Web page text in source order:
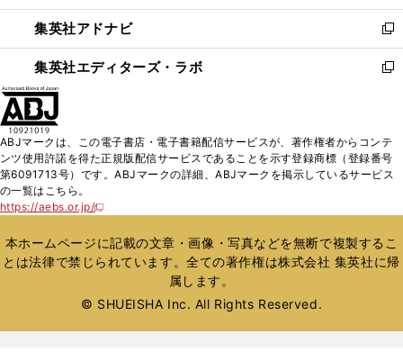
開
く
ウ
で
開
く
ン
ド
ウ
で
ウ
ィ
ン
ド
く
集英社アドナビ
新
し
い
ド
ウ
で
集英社エディターズ・ラボ
新
ィ
ン
ド
開
く
ABJマークは、この電子書店・電子書籍配信サービスが、著作権者からコンテ
ンツ使用許諾を得た正規版配信サービスであることを示す登録商標（登録番号
第6091713号）です。ABJマークの詳細、ABJマークを掲示しているサービス
の一覧はこちら。
https://aebs.or.jp/
新
い
ウ
ィ
ウ
本ホームページに記載の文章・画像・写真などを無断で複製するこ
とは法律で禁じられています。全ての著作権は株式会社 集英社に帰
属します。
© SHUEISHA Inc. All Rights Reserved.